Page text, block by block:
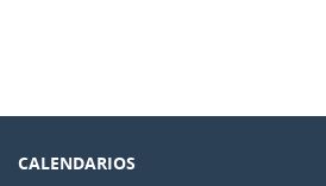
CALENDARIOS